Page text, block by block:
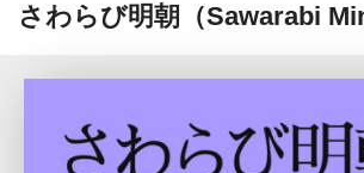
さわらび明朝（Sawarabi